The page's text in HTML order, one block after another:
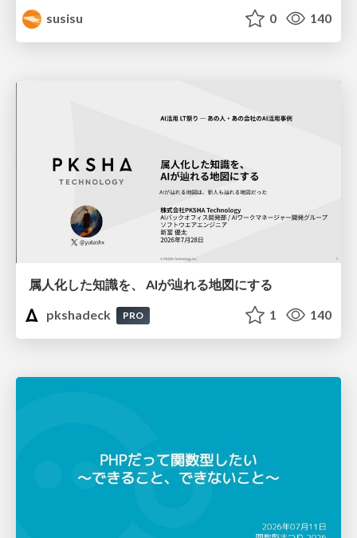
susisu
0 140
属人化した知識を、 AIが辿れる地図にする
pkshadeck
PRO 1 140